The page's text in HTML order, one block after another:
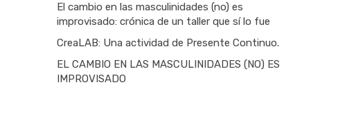
El cambio en las masculinidades (no) es
improvisado: crónica de un taller que sí lo fue
CreaLAB: Una actividad de Presente Continuo.
EL CAMBIO EN LAS MASCULINIDADES (NO) ES
IMPROVISADO